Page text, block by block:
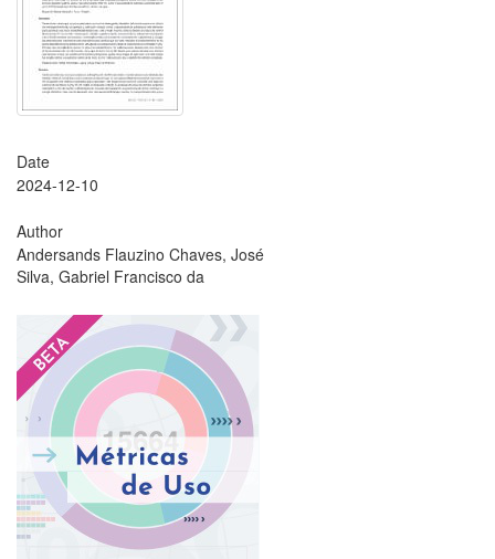
Date
2024-12-10
Author
Andersands Flauzino Chaves, José
Silva, Gabriel Francisco da
?